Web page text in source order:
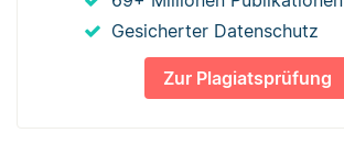
Gesicherter Datenschutz
Zur Plagiatsprüfung